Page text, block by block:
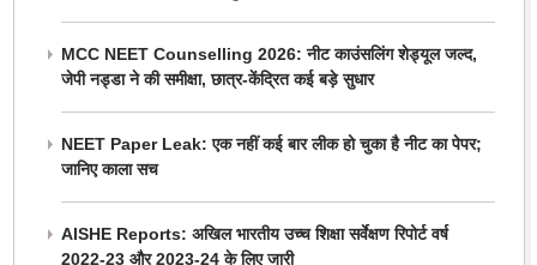
MCC NEET Counselling 2026: नीट काउंसलिंग शेड्यूल जल्द,
जेपी नड्डा ने की समीक्षा, छात्र-केंद्रित कई बड़े सुधार
NEET Paper Leak: एक नहीं कई बार लीक हो चुका है नीट का पेपर;
जानिए काला सच
AISHE Reports: अखिल भारतीय उच्च शिक्षा सर्वेक्षण रिपोर्ट वर्ष
2022-23 और 2023-24 के लिए जारी